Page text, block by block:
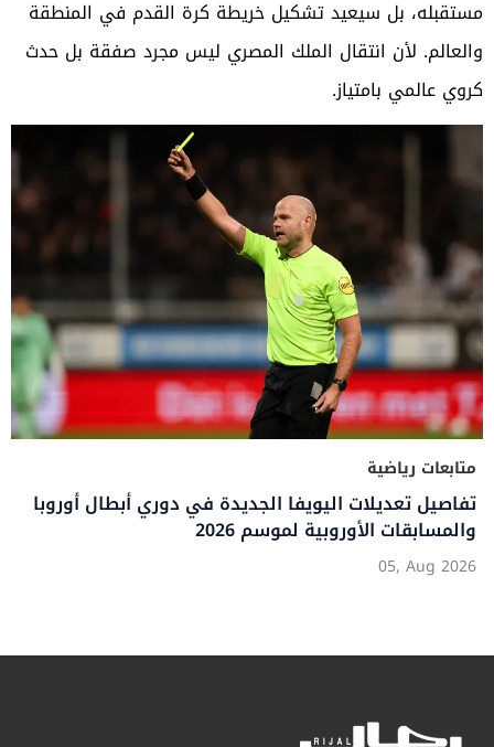
مستقبله، بل سيعيد تشكيل خريطة كرة القدم في المنطقة
والعالم. لأن انتقال الملك المصري ليس مجرد صفقة بل حدث
كروي عالمي بامتياز.
متابعات رياضية
تفاصيل تعديلات اليويفا الجديدة في دوري أبطال أوروبا
والمسابقات الأوروبية لموسم 2026
05, Aug 2026